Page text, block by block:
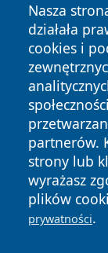
Nasza
działała
cookies i
partnerów.
strony lub
wyrażasz
plików
prywatności.
Copyright ©
zastrzeżone.
News Autorzy